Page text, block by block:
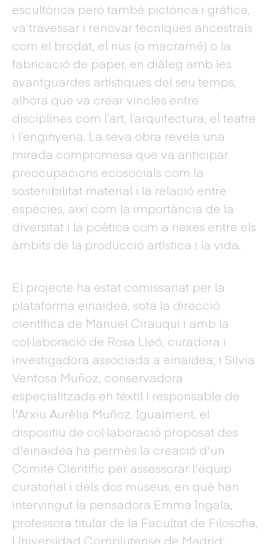
escultòrica però també pictòrica i gràfica,
va travessar i renovar tècniques ancestrals
com el brodat, el nus (o macramé) o la
fabricació de paper, en diàleg amb les
avantguardes artístiques del seu temps,
alhora que va crear vincles entre
disciplines com l’art, l’arquitectura, el teatre
i l’enginyeria. La seva obra revela una
mirada compromesa que va anticipar
preocupacions ecosocials com la
sostenibilitat material i la relació entre
espècies, així com la importància de la
diversitat i la poètica com a nexes entre els
àmbits de la producció artística i la vida.
El projecte ha estat comissariat per la
plataforma einaidea, sota la direcció
científica de Manuel Cirauqui i amb la
col·laboració de Rosa Lleó, curadora i
investigadora associada a einaidea; i Silvia
Ventosa Muñoz, conservadora
especialitzada en tèxtil i responsable de
l'Arxiu Aurèlia Muñoz. Igualment, el
dispositiu de col·laboració proposat des
d'einaidea ha permès la creació d'un
Comitè Científic per assessorar l'equip
curatorial i dels dos museus, en què han
intervingut la pensadora Emma Ingala,
professora titular de la Facultat de Filosofia,
Universidad Complutense de Madrid;